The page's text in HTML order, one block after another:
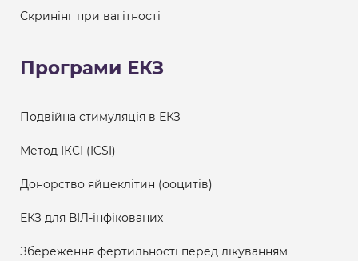
Скринінг при вагітності
Програми ЕКЗ
Подвійна стимуляція в ЕКЗ
Метод ІКСІ (ICSI)
Донорство яйцеклітин (ооцитів)
ЕКЗ для ВІЛ-інфікованих
Збереження фертильності перед лікуванням